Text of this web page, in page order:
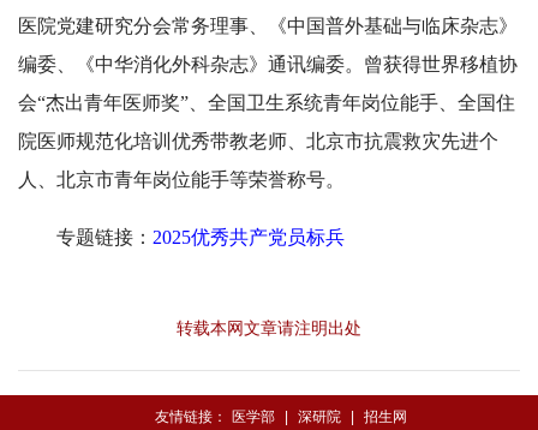
医院党建研究分会常务理事、《中国普外基础与临床杂志》
编委、《中华消化外科杂志》通讯编委。曾获得世界移植协
会“杰出青年医师奖”、全国卫生系统青年岗位能手、全国住
院医师规范化培训优秀带教老师、北京市抗震救灾先进个
人、北京市青年岗位能手等荣誉称号。
专题链接： 2025优秀共产党员标兵
转载本网文章请注明出处
友情链接： 医学部 | 深研院 | 招生网